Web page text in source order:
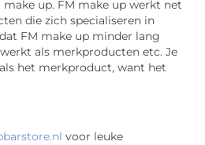
up. FM make up werkt net
die zich specialiseren in
FM make up minder lang
als merkproducten etc. Je
het merkproduct, want het
voor leuke